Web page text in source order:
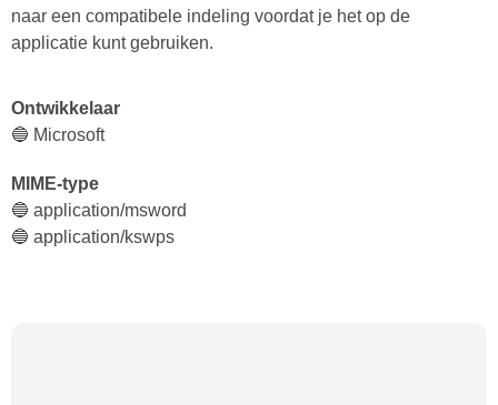
naar een compatibele indeling voordat je het op de
applicatie kunt gebruiken.
Ontwikkelaar
🔵 Microsoft
MIME-type
🔵 application/msword
🔵 application/kswps